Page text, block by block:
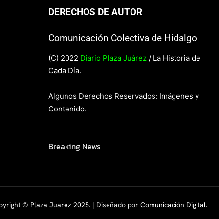
DERECHOS DE AUTOR
Comunicación Colectiva de Hidalgo
(C) 2022 Diario Plaza Juárez / La Historia de
Cada Día.
Algunos Derechos Reservados: Imágenes y
Contenido.
Breaking News
© Plaza Juarez 2025. | Diseñado por Comunicación Digital.